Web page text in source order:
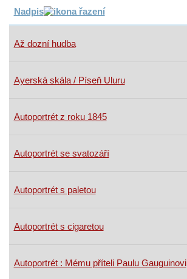
Nadpis
Až dozní hudba
Ayerská skála / Píseň Uluru
Autoportrét z roku 1845
Autoportrét se svatozáří
Autoportrét s paletou
Autoportrét s cigaretou
Autoportrét : Mému příteli Paulu Gauguinovi